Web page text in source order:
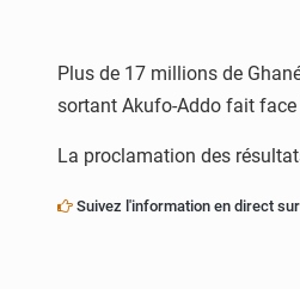
Plus de 17 millions de
sortant Akufo-Addo fait face
La proclamation des
Suivez l'information en direct